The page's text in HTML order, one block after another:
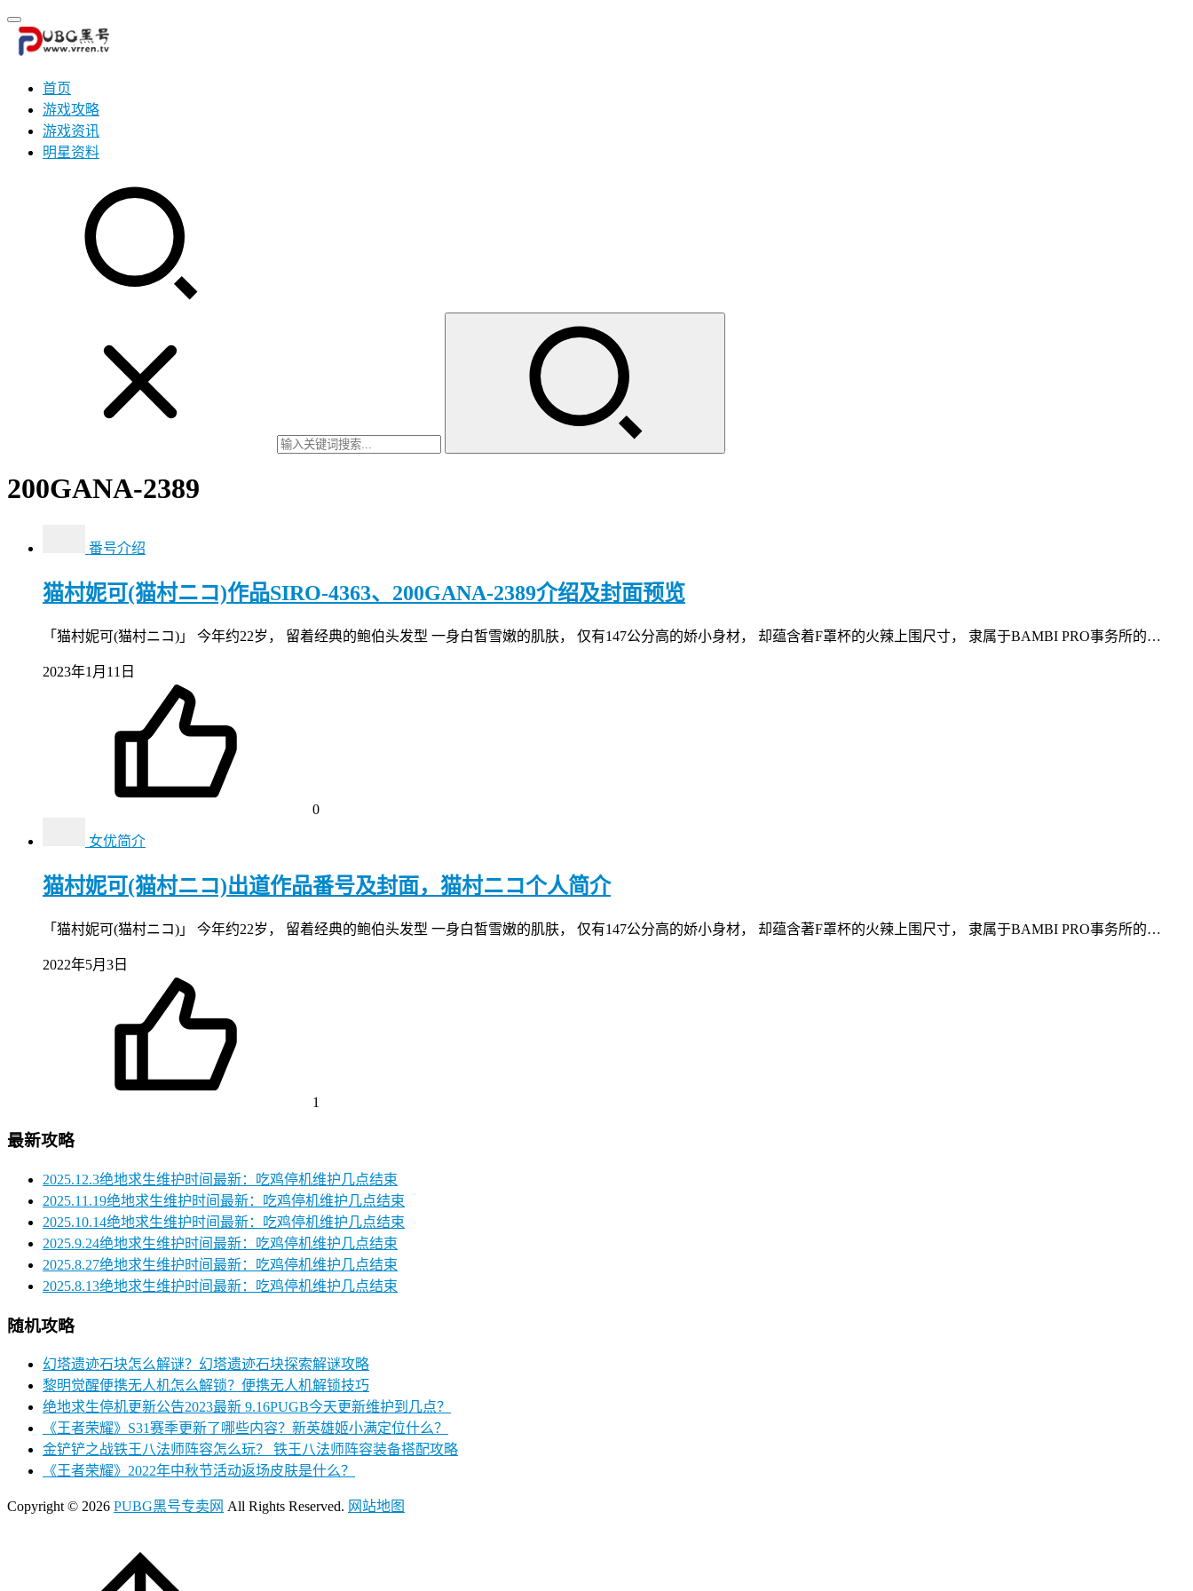
首页
游戏攻略
游戏资讯
明星资料
200GANA-2389
番号介绍
猫村妮可(猫村ニコ)作品SIRO-4363、200GANA-2389介绍及封面预览
「猫村妮可(猫村ニコ)」 今年约22岁， 留着经典的鲍伯头发型 一身白皙雪嫩的肌肤， 仅有147公分高的娇小身材， 却蕴含着F罩杯的火辣上围尺寸， 隶属于BAMBI PRO事务所的…
2023年1月11日
0
女优简介
猫村妮可(猫村ニコ)出道作品番号及封面，猫村ニコ个人简介
「猫村妮可(猫村ニコ)」 今年约22岁， 留着经典的鲍伯头发型 一身白皙雪嫩的肌肤， 仅有147公分高的娇小身材， 却蕴含著F罩杯的火辣上围尺寸， 隶属于BAMBI PRO事务所的…
2022年5月3日
1
最新攻略
2025.12.3绝地求生维护时间最新：吃鸡停机维护几点结束
2025.11.19绝地求生维护时间最新：吃鸡停机维护几点结束
2025.10.14绝地求生维护时间最新：吃鸡停机维护几点结束
2025.9.24绝地求生维护时间最新：吃鸡停机维护几点结束
2025.8.27绝地求生维护时间最新：吃鸡停机维护几点结束
2025.8.13绝地求生维护时间最新：吃鸡停机维护几点结束
随机攻略
幻塔遗迹石块怎么解谜？幻塔遗迹石块探索解谜攻略
黎明觉醒便携无人机怎么解锁？便携无人机解锁技巧
绝地求生停机更新公告2023最新 9.16PUGB今天更新维护到几点？
《王者荣耀》S31赛季更新了哪些内容？新英雄姬小满定位什么？
金铲铲之战铁王八法师阵容怎么玩？ 铁王八法师阵容装备搭配攻略
《王者荣耀》2022年中秋节活动返场皮肤是什么？
Copyright © 2026 PUBG黑号专卖网 All Rights Reserved. 网站地图